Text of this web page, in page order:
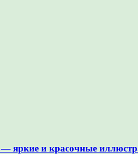
— яркие и красочные